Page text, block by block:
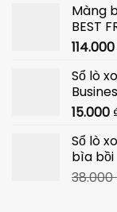
Màng
BEST
114.000
Sổ lò
15.000
Sổ lò
bìa bồi
38.000